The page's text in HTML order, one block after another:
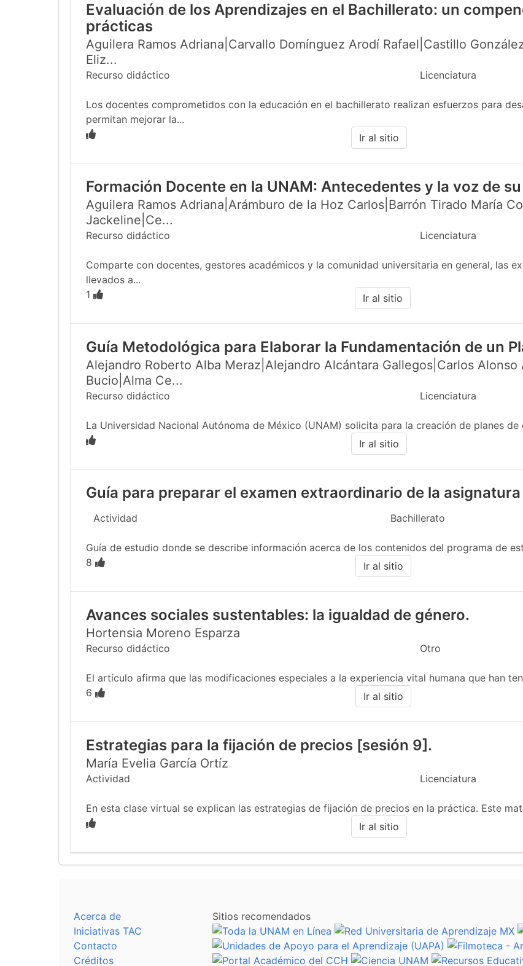
Evaluación de los Aprendizajes en el Bachillerato: un
prácticas
Aguilera Ramos Adriana|Carvallo Domínguez Arodí Rafael|Castillo
Eliz...
Recurso didáctico Licenciatura
Los docentes comprometidos con la educación en el bachillerato realizan esfuerzos para
permitan mejorar la...
Ir al sitio
Formación Docente en la UNAM: Antecedentes y la voz de
Aguilera Ramos Adriana|Arámburo de la Hoz Carlos|Barrón Tirado María
Jackeline|Ce...
Recurso didáctico Licenciatura
Comparte con docentes, gestores académicos y la comunidad universitaria en general, las
llevados a...
1
Ir al sitio
Guía Metodológica para Elaborar la Fundamentación de un
Alejandro Roberto Alba Meraz|Alejandro Alcántara Gallegos|Carlos
Bucio|Alma Ce...
Recurso didáctico Licenciatura
La Universidad Nacional Autónoma de México (UNAM) solicita para la creación de planes
Ir al sitio
Guía para preparar el examen extraordinario de la
Actividad Bachillerato
Guía de estudio donde se describe información acerca de los contenidos del programa de
8
Ir al sitio
Avances sociales sustentables: la igualdad de género.
Hortensia Moreno Esparza
Recurso didáctico Otro
El artículo afirma que las modificaciones especiales a la experiencia vital humana que han
6
Ir al sitio
Estrategias para la fijación de precios [sesión 9].
María Evelia García Ortíz
Actividad Licenciatura
En esta clase virtual se explican las estrategias de fijación de precios en la práctica. Este
Ir al sitio
Acerca de
Iniciativas TAC
Contacto
Créditos
Sitios recomendados